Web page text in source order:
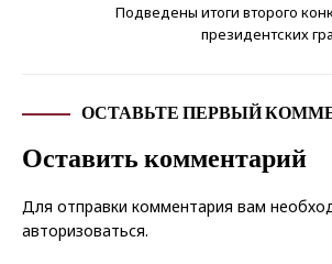
Подведены итоги второго
президентских
ОСТАВЬТЕ ПЕРВЫЙ
Оставить комментарий
Для отправки комментария вам
авторизоваться.